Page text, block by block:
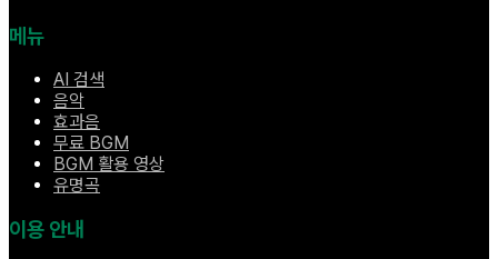
메뉴
AI 검색
음악
효과음
무료 BGM
BGM 활용 영상
유명곡
이용 안내